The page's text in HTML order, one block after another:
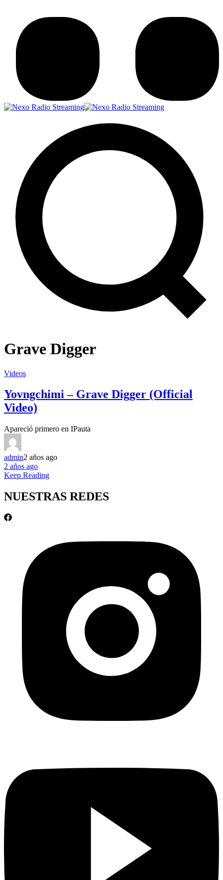
Grave Digger
Videos
Yovngchimi – Grave Digger (Official
Video)
Apareció primero en IPauta
admin2 años ago
2 años ago
Keep Reading
NUESTRAS REDES